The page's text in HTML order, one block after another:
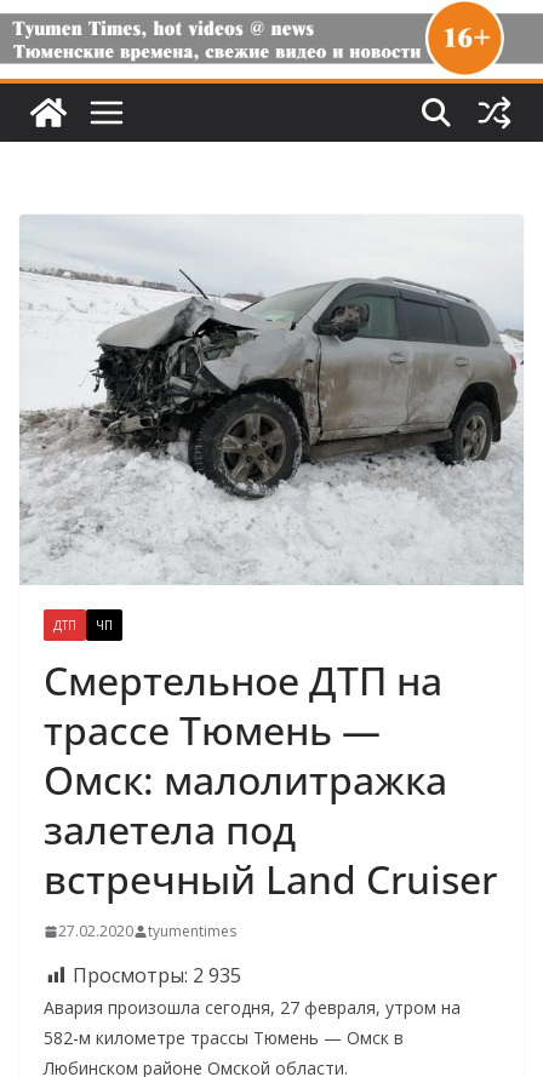
ДТП ЧП
Смертельное ДТП на
трассе Тюмень —
Омск: малолитражка
залетела под
встречный Land Cruiser
27.02.2020 tyumentimes
Просмотры: 2 935
Авария произошла сегодня, 27 февраля, утром на
582-м километре трассы Тюмень — Омск в
Любинском районе Омской области.